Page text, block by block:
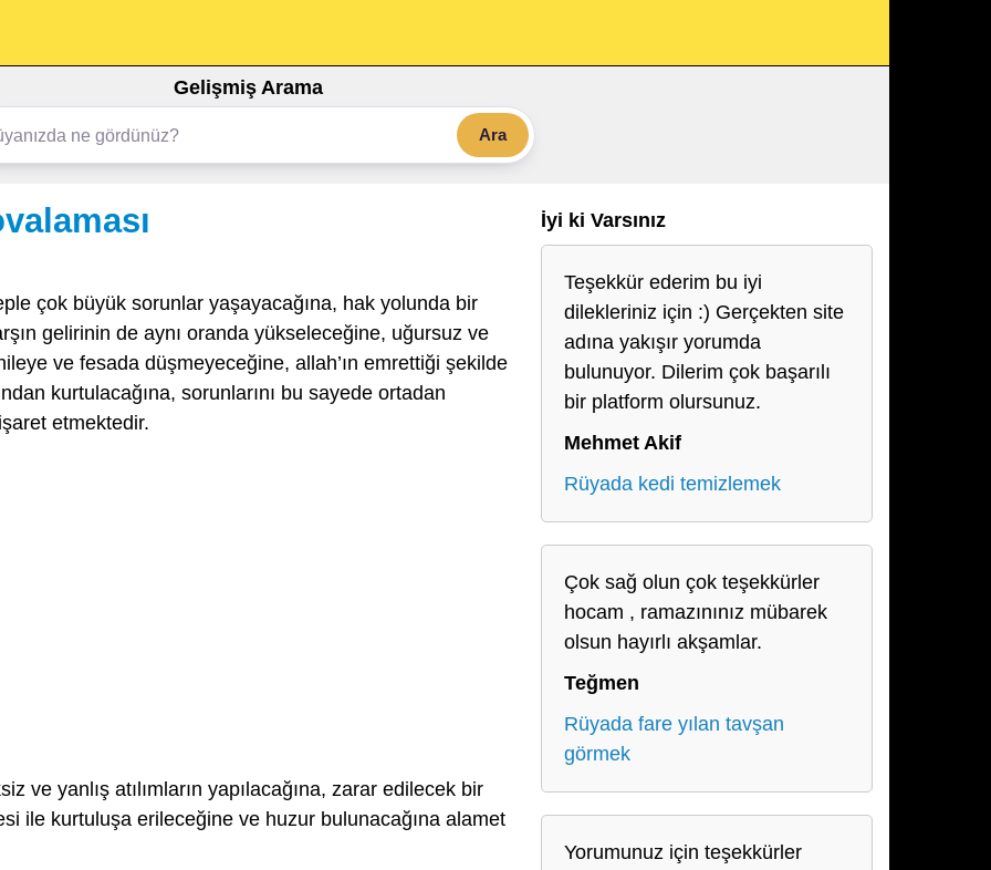
Gelişmiş Arama
Ara
çok büyük sorunlar yaşayacağına, hak yolunda bir
gelirinin de aynı oranda yükseleceğine, uğursuz ve
ve fesada düşmeyeceğine, allah’ın emrettiği şekilde
kurtulacağına, sorunlarını bu sayede ortadan
etmektedir.
ve yanlış atılımların yapılacağına, zarar edilecek bir
ile kurtuluşa erileceğine ve huzur bulunacağına alamet
İyi ki Varsınız
Teşekkür ederim bu iyi
dilekleriniz için :) Gerçekten site
adına yakışır yorumda
bulunuyor. Dilerim çok başarılı
bir platform olursunuz.
Mehmet Akif
Rüyada kedi temizlemek
Çok sağ olun çok teşekkürler
hocam , ramazınınız mübarek
olsun hayırlı akşamlar.
Teğmen
Rüyada fare yılan tavşan
görmek
Yorumunuz için teşekkürler